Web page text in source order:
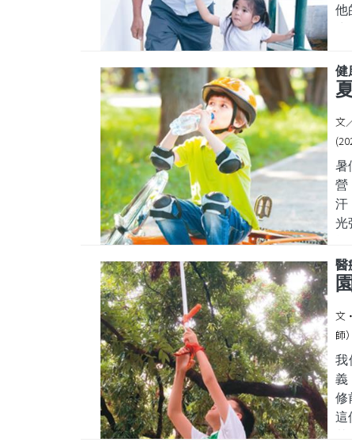
他
點
的
健
文
暑
營
汗
光
熱
都
醫
文
師
我
義
修
這